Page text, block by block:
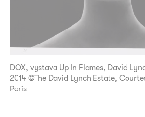
DOX, vystava Up In Flames, David
2014 ©The David Lynch Estate,
Paris